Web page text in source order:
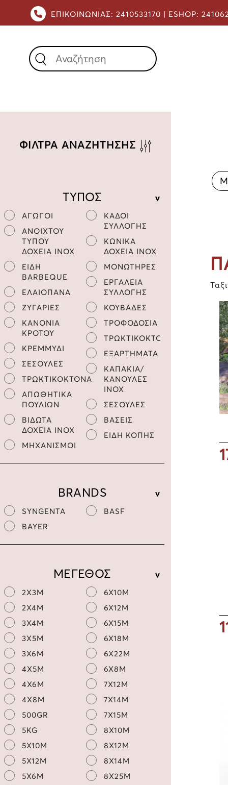
ΕΠΙΚΟΙΝΩΝΙΑΣ: 2410533170 | ESHOP:
ΦΙΛΤΡΑ ΑΝΑΖΗΤΗΣΗΣ
ΤΥΠΟΣ
ΑΓΩΓΟΙ
ΑΝΟΙΧΤΟΥ
ΤΥΠΟΥ
ΔΟΧΕΙΑ INOX
ΕΙΔΗ
BARBEQUE
ΕΛΑΙΟΠΑΝΑ
ΖΥΓΑΡΙΕΣ
ΚΑΝΟΝΙΑ
ΚΡΟΤΟΥ
ΚΡΕΜΜΥΔΙ
ΣΕΣΟΥΛΕΣ
ΤΡΩΚΤΙΚΟΚΤΟΝΑ
ΑΠΩΘΗΤΙΚΑ
ΠΟΥΛΙΩΝ
ΒΙΔΩΤΑ
ΔΟΧΕΙΑ INOX
ΜΗΧΑΝΙΣΜΟΙ
ΚΑΔΟΙ
ΣΥΛΛΟΓΗΣ
ΚΩΝΙΚΑ
ΔΟΧΕΙΑ INOX
ΜΟΝΩΤΗΡΕΣ
ΕΡΓΑΛΕΙΑ
ΣΥΛΛΟΓΗΣ
ΚΟΥΒΑΔΕΣ
ΤΡΟΦΟΔΟΣΙΑ
ΤΡΩΚΤΙΚΟΚΤΟΝΑ
ΕΞΑΡΤΗΜΑΤΑ
ΚΑΠΑΚΙΑ/
ΚΑΝΟΥΛΕΣ
INOX
ΣΕΣΟΥΛΕΣ
ΒΑΣΕΙΣ
ΕΙΔΗ ΚΟΠΗΣ
BRANDS
SYNGENTA
BAYER
BASF
ΜΕΓΕΘΟΣ
2X3M
2X4M
3X4M
3X5M
3X6M
4X5M
4X6M
4X8M
500GR
5KG
5X10M
5X12M
5X6M
6X10M
6X12M
6X15M
6X18M
6X22M
6X8M
7X12M
7X14M
7X15M
8X10M
8X12M
8X14M
8X25M